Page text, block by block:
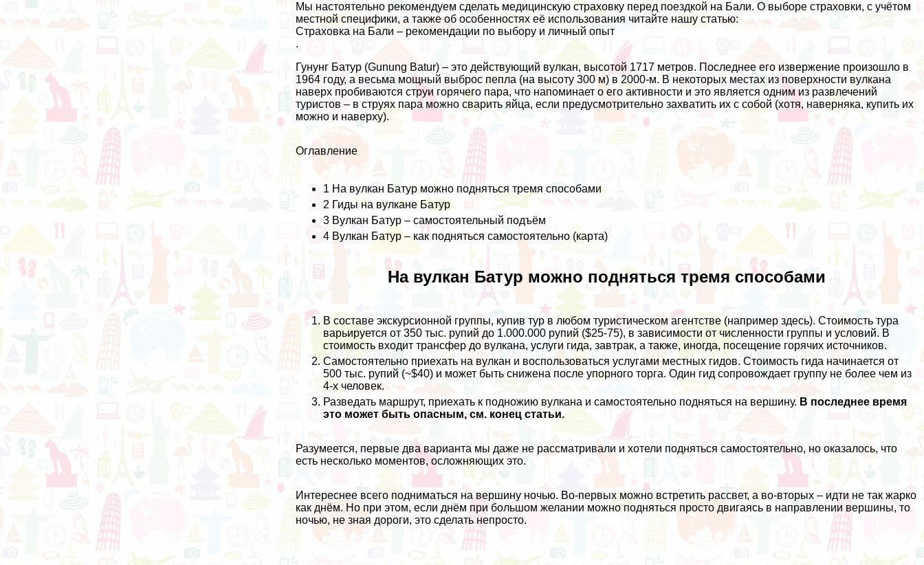
Мы настоятельно рекомендуем сделать медицинскую страховку перед поездкой на Бали. О выборе страховки, с учётом
местной специфики, а также об особенностях её использования читайте нашу статью:
Страховка на Бали – рекомендации по выбору и личный опыт
.
Гунунг Батур (Gunung Batur) – это действующий вулкан, высотой 1717 метров. Последнее его извержение произошло в
1964 году, а весьма мощный выброс пепла (на высоту 300 м) в 2000-м. В некоторых местах из поверхности вулкана
наверх пробиваются струи горячего пара, что напоминает о его активности и это является одним из развлечений
туристов – в струях пара можно сварить яйца, если предусмотрительно захватить их с собой (хотя, наверняка, купить их
можно и наверху).
Оглавление
1 На вулкан Батур можно подняться тремя способами
2 Гиды на вулкане Батур
3 Вулкан Батур – самостоятельный подъём
4 Вулкан Батур – как подняться самостоятельно (карта)
На вулкан Батур можно подняться тремя способами
В составе экскурсионной группы, купив тур в любом туристическом агентстве (напримерздесь). Стоимость тура
варьируется от 350 тыс. рупий до 1.000.000 рупий ($25-75), в зависимости от численности группы и условий. В
стоимость входит трансфер до вулкана, услуги гида, завтрак, а также, иногда, посещение горячих источников.
Самостоятельно приехать на вулкан и воспользоваться услугами местных гидов. Стоимость гида начинается от
500 тыс. рупий (~$40) и может быть снижена после упорного торга. Один гид сопровождает группу не более чем из
4-х человек.
Разведать маршрут, приехать к подножию вулкана и самостоятельно подняться на вершину. В последнее время
это может быть опасным, см. конец статьи.
Разумеется, первые два варианта мы даже не рассматривали и хотели подняться самостоятельно, но оказалось, что
есть несколько моментов, осложняющих это.
Интереснее всего подниматься на вершину ночью. Во-первых можно встретить рассвет, а во-вторых – идти не так жарко
как днём. Но при этом, если днём при большом желании можно подняться просто двигаясь в направлении вершины, то
ночью, не зная дороги, это сделать непросто.